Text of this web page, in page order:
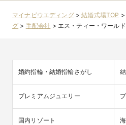
①モルディブ挙式が圧倒的に強い！
アメイク確約、リゾート選びや旅行
②フランス、イタリア、スペイン、
マイナビウエディング>結婚式場TOP >
グ > 手配会社 > エス・ティー・ワール
婚約指輪・結婚指輪さがし
プレミアムジュエリー
国内リゾート